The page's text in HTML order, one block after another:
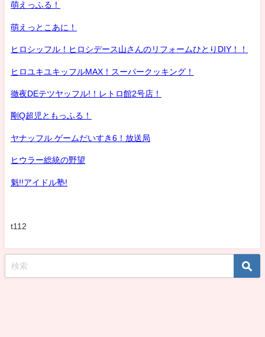
萌えっふる！
萌えっとこあに！
ヒロシッフル！ヒロシデース山さんのリフォームひとりDIY！！
ヒロユキユキッフルMAX！スーパークッキング！
徹夜DEテツヤッフル!！レトロ館2号店！
剛Q超児ともっふる！
ヤナッフル ゲームだいすき6！放送局
ヒウラー総統の野望
魁!!アイドル塾!
t112